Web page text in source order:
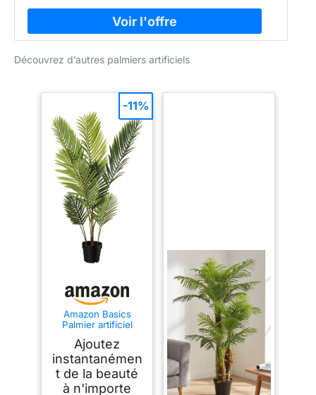
Découvrez d’autres palmiers artificiels
Amazon Basics
Palmier artificiel
en plastique, 119.8
cm, vert
Ajoutez
instantanémen
t de la beauté
à n'importe
-11%